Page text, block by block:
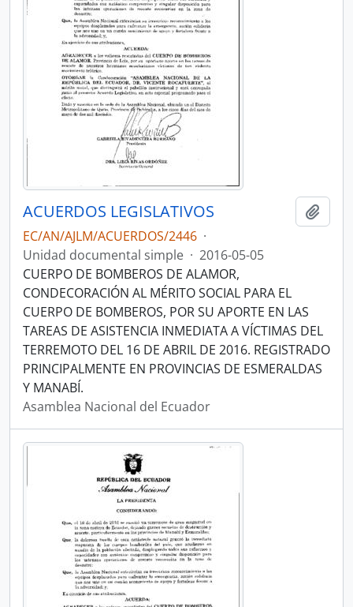
ACUERDOS LEGISLATIVOS
EC/AN/AJLM/ACUERDOS/2446 ·
Unidad documental simple · 2016-05-05
CUERPO DE BOMBEROS DE ALAMOR,
CONDECORACIÓN AL MÉRITO SOCIAL PARA EL
CUERPO DE BOMBEROS, POR SU APORTE EN LAS
TAREAS DE ASISTENCIA INMEDIATA A VÍCTIMAS DEL
TERREMOTO DEL 16 DE ABRIL DE 2016. REGISTRADO
PRINCIPALMENTE EN PROVINCIAS DE ESMERALDAS
Y MANABÍ.
Asamblea Nacional del Ecuador